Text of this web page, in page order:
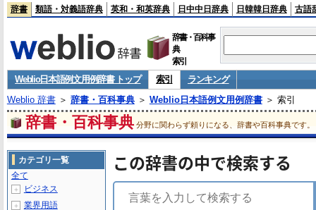
辞書 類語・対義語辞典 英和・和英辞典 日中中日辞典 日韓韓日辞典 古語
辞書・百科事
典
索引
Weblio日本語例文用例辞書 トップ 索引
ランキング
Weblio 辞書＞ 辞書・百科事典＞ Weblio日本語例文用例辞書＞ 索引
辞書・百科事典 分野に関わらず頼りになる、辞書や百科事典です。
この辞書の中で検索する
カテゴリ一覧
全て
＋ ビジネス
＋ 業界用語